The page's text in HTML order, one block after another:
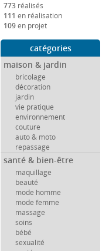
773 réalisés
111 en réalisation
109en projet
catégories
maison & jardin
bricolage
décoration
jardin
vie pratique
environnement
couture
auto & moto
repassage
santé & bien-être
maquillage
beauté
mode homme
mode femme
massage
soins
bébé
sexualité